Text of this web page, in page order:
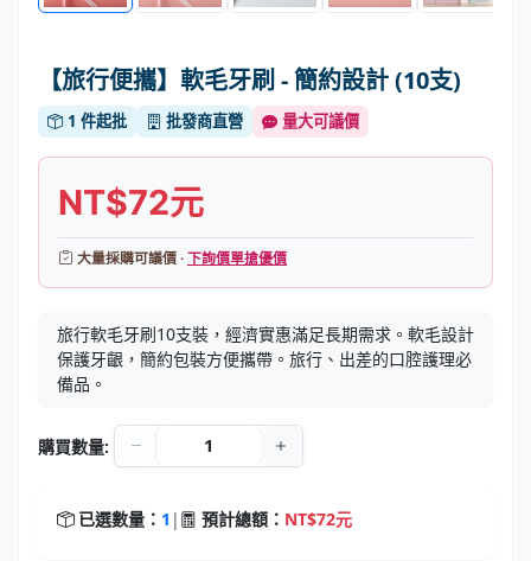
【旅行便攜】軟毛牙刷 - 簡約設計 (10支)
1 件起批 批發商直營 量大可議價
NT$72元
大量採購可議價 ·下詢價單搶優價
旅行軟毛牙刷10支裝，經濟實惠滿足長期需求。軟毛設計
保護牙齦，簡約包裝方便攜帶。旅行、出差的口腔護理必
備品。
購買數量:
已選數量： 1 | 預計總額： NT$72元